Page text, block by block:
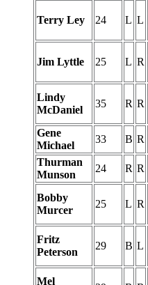
Terry Ley 24 L L
Jim Lyttle 25 L R
Lindy
McDaniel
35 R R
Gene
Michael
33 B R
Thurman
Munson
24 R R
Bobby
Murcer
25 L R
Fritz
Peterson
29 B L
Mel